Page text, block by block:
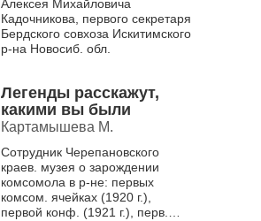
Алексея Михайловича
Кадочникова, первого секретаря
Бердского совхоза Искитимского
р-на Новосиб. обл.
Легенды расскажут,
какими вы были
Картамышева М.
Сотрудник Черепановского
краев. музея о зарождении
комсомола в р-не: первых
комсом. ячейках (1920 г.),
первой конф. (1921 г.), перв.